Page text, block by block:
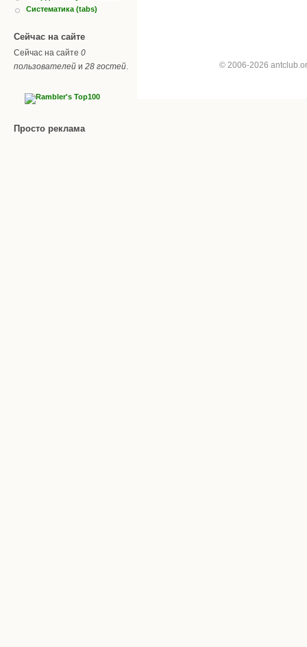
Систематика (tabs)
Сейчас на сайте
Сейчас на сайте 0
пользователей и 28 гостей.
Просто реклама
© 2006-2026